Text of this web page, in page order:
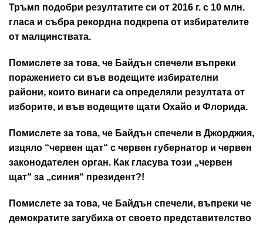
Тръмп подобри резултатите си от 2016 г. с 10 млн.
гласа и събра рекордна подкрепа от избирателите
от малцинствата.
Помислете за това, че Байдън спечели въпреки
поражението си във водещите избирателни
райони, които винаги са определяли резултата от
изборите, и във водещите щати Охайо и Флорида.
Помислете за това, че Байдън спечели в Джорджия,
изцяло “червен щат“ с червен губернатор и червен
законодателен орган. Как гласува този „червен
щат“ за „синия“ президент?!
Помислете за това, че Байдън спечели, въпреки че
демократите загубиха от своето представителство